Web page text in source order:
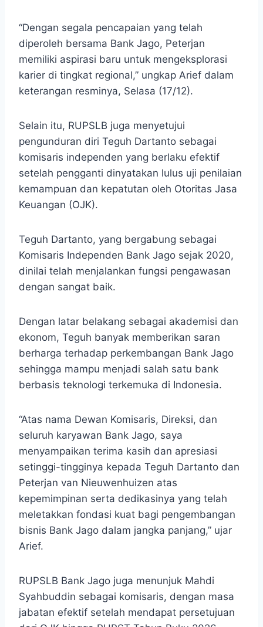
“Dengan segala pencapaian yang telah
diperoleh bersama Bank Jago, Peterjan
memiliki aspirasi baru untuk mengeksplorasi
karier di tingkat regional,” ungkap Arief dalam
keterangan resminya, Selasa (17/12).
Selain itu, RUPSLB juga menyetujui
pengunduran diri Teguh Dartanto sebagai
komisaris independen yang berlaku efektif
setelah pengganti dinyatakan lulus uji penilaian
kemampuan dan kepatutan oleh Otoritas Jasa
Keuangan (OJK).
Teguh Dartanto, yang bergabung sebagai
Komisaris Independen Bank Jago sejak 2020,
dinilai telah menjalankan fungsi pengawasan
dengan sangat baik.
Dengan latar belakang sebagai akademisi dan
ekonom, Teguh banyak memberikan saran
berharga terhadap perkembangan Bank Jago
sehingga mampu menjadi salah satu bank
berbasis teknologi terkemuka di Indonesia.
“Atas nama Dewan Komisaris, Direksi, dan
seluruh karyawan Bank Jago, saya
menyampaikan terima kasih dan apresiasi
setinggi-tingginya kepada Teguh Dartanto dan
Peterjan van Nieuwenhuizen atas
kepemimpinan serta dedikasinya yang telah
meletakkan fondasi kuat bagi pengembangan
bisnis Bank Jago dalam jangka panjang,” ujar
Arief.
RUPSLB Bank Jago juga menunjuk Mahdi
Syahbuddin sebagai komisaris, dengan masa
jabatan efektif setelah mendapat persetujuan